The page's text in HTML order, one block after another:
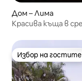
Дом – Лима
Красива къща в
Избор на гостите
Избор на гостите